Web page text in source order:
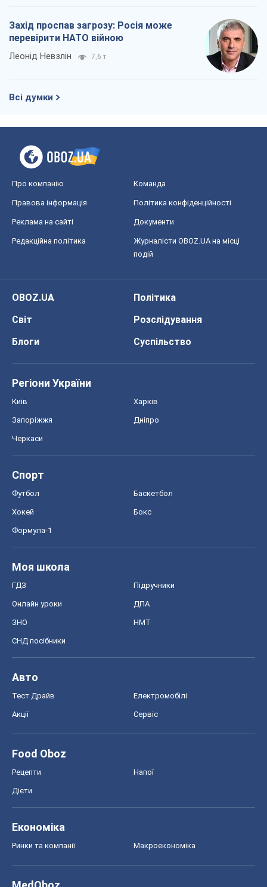
Захід проспав загрозу: Росія може
перевірити НАТО війною
Леонід Невзлін 7,6 т.
Всі думки
Про компанію Команда
Правова інформація Політика конфіденційності
Реклама на сайті Документи
Редакційна політика
Журналісти OBOZ.UA на місці
подій
OBOZ.UA
Політика
Світ
Розслідування
Блоги
Суспільство
Регіони України
Київ Харків
Запоріжжя Дніпро
Черкаси
Спорт
Футбол Баскетбол
Хокей Бокс
Формула-1
Моя школа
ГДЗ Підручники
Онлайн уроки ДПА
ЗНО НМТ
СНД посібники
Авто
Тест Драйв Електромобілі
Акції Сервіс
Food Oboz
Рецепти Напої
Дієти
Економіка
Ринки та компанії Макроекономіка